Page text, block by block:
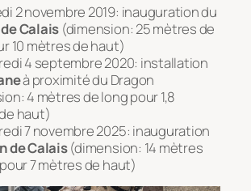
2 novembre 2019: inauguration du
Calais (dimension: 25 mètres de
10 mètres de haut)
4 septembre 2020: installation
à proximité du Dragon
4 mètres de long pour 1,8
haut)
7 novembre 2025: inauguration
de Calais(dimension: 14 mètres
7 mètres de haut)